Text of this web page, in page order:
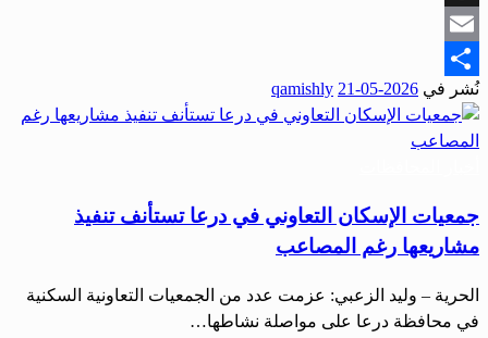
Snapchat
Email
Share
نُشر في 2026-05-21
qamishly
جمعيات الإسكان التعاوني في درعا تستأنف تنفيذ
مشاريعها رغم المصاعب
الحرية – وليد الزعبي: عزمت عدد من الجمعيات التعاونية السكنية
في محافظة درعا على مواصلة نشاطها…